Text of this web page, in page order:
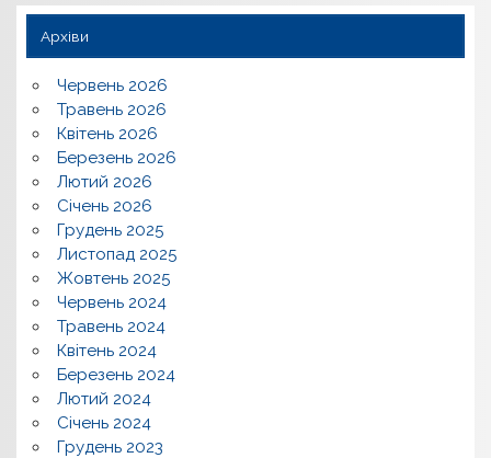
Архіви
Червень 2026
Травень 2026
Квітень 2026
Березень 2026
Лютий 2026
Січень 2026
Грудень 2025
Листопад 2025
Жовтень 2025
Червень 2024
Травень 2024
Квітень 2024
Березень 2024
Лютий 2024
Січень 2024
Грудень 2023